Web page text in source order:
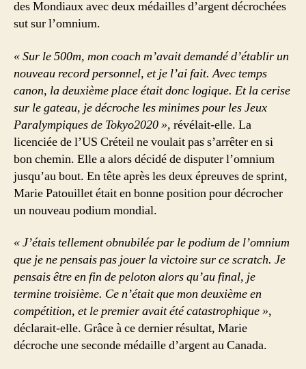
des Mondiaux avec deux médailles d’argent décrochées
sut sur l’omnium.
« Sur le 500m, mon coach m’avait demandé d’établir un
nouveau record personnel, et je l’ai fait. Avec temps
canon, la deuxième place était donc logique. Et la cerise
sur le gateau, je décroche les minimes pour les Jeux
Paralympiques de Tokyo2020 », révélait-elle. La
licenciée de l’US Créteil ne voulait pas s’arrêter en si
bon chemin. Elle a alors décidé de disputer l’omnium
jusqu’au bout. En tête après les deux épreuves de sprint,
Marie Patouillet était en bonne position pour décrocher
un nouveau podium mondial.
« J’étais tellement obnubilée par le podium de l’omnium
que je ne pensais pas jouer la victoire sur ce scratch. Je
pensais être en fin de peloton alors qu’au final, je
termine troisième. Ce n’était que mon deuxième en
compétition, et le premier avait été catastrophique »,
déclarait-elle. Grâce à ce dernier résultat, Marie
décroche une seconde médaille d’argent au Canada.